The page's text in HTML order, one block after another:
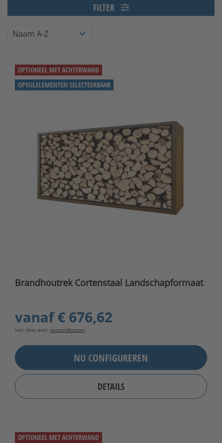
FILTER
OPTIONEEL MET ACHTERWAND
OPVULELEMENTEN SELECTEERBAAR
Brandhoutrek Cortenstaal Landschapformaat
vanaf€ 676,62
incl. btw, excl. verzendkosten
NU CONFIGUREREN
DETAILS
OPTIONEEL MET ACHTERWAND